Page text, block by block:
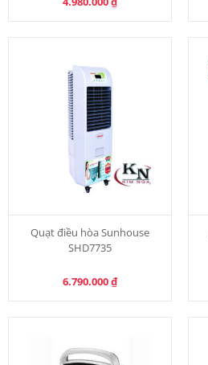
Quạt điều hòa Sunhouse
SHD7735
6.790.000₫